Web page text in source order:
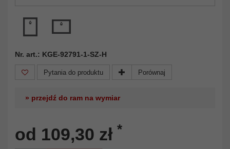
Nr. art.: KGE-92791-1-SZ-H
Pytania do produktu Porównaj
» przejdź do ram na wymiar
od 109,30 zł *